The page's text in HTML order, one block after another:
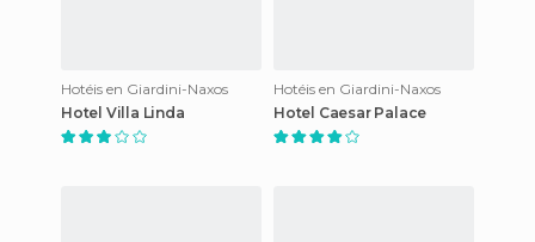
Hotéis en Giardini-Naxos
Hotel Villa Linda
Hotéis en Giardini-Naxos
Hotel Caesar Palace